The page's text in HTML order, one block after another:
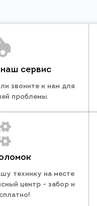
сервис
звоните к нам для
проблемы.
технику на месте
центр - забор и